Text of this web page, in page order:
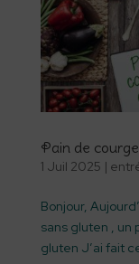
Pain de
1 Juil 2025 |
Bonjour,
sans gluten , un
gluten J’ai fait